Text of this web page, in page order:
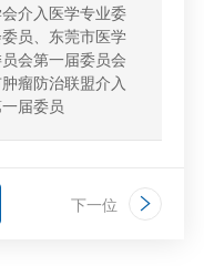
介入医学专业委
员、东莞市医学
会第一届委员会
瘤防治联盟介入
届委员
下一位